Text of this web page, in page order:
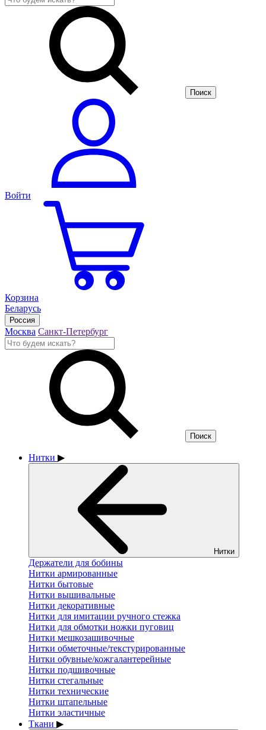
Войти
Корзина
Беларусь
Россия
Москва Санкт-Петербург
Нитки ▶
Нитки
Держатели для бобины
Нитки армированные
Нитки бытовые
Нитки вышивальные
Нитки декоративные
Нитки для имитации ручного стежка
Нитки для обмотки ножки пуговиц
Нитки мешкозашивочные
Нитки обметочные/текстурированные
Нитки обувные/кожгалантерейные
Нитки подшивочные
Нитки стегальные
Нитки технические
Нитки штапельные
Нитки эластичные
Ткани ▶